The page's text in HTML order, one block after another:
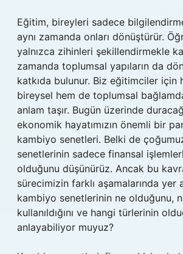
Eğitim, bireyleri sadece
aynı zamanda onları dönüştürür.
yalnızca zihinleri şekillendirmekle
zamanda toplumsal yapıların da
katkıda bulunur. Biz eğitimciler için
bireysel hem de toplumsal
anlam taşır. Bugün üzerinde
ekonomik hayatımızın önemli bir
kambiyo senetleri. Belki de
senetlerinin sadece finansal
olduğunu düşünürüz. Ancak bu
sürecimizin farklı aşamalarında yer
kambiyo senetlerinin ne olduğunu,
kullanıldığını ve hangi türlerinin
anlayabiliyor muyuz?